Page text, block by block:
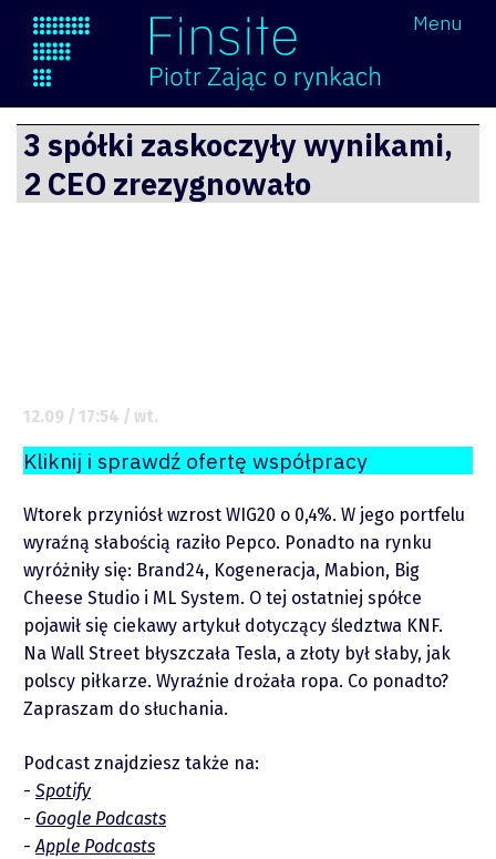
Menu
O mnie
Zastrzeżenie
Współpraca
Wsparcie
Przejdź
do
treści
3 spółki zaskoczyły wynikami,
2 CEO zrezygnowało
12.09 / 17:54 / wt.
Kliknij i sprawdź ofertę współpracy
Wtorek przyniósł wzrost WIG20 o 0,4%. W jego portfelu
wyraźną słabością raziło Pepco. Ponadto na rynku
wyróżniły się: Brand24, Kogeneracja, Mabion, Big
Cheese Studio i ML System. O tej ostatniej spółce
pojawił się ciekawy artykuł dotyczący śledztwa KNF.
Na Wall Street błyszczała Tesla, a złoty był słaby, jak
polscy piłkarze. Wyraźnie drożała ropa. Co ponadto?
Zapraszam do słuchania.
Podcast znajdziesz także na:
Spotify
Google Podcasts
Apple Podcasts